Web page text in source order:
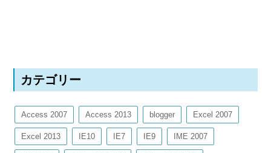
カテゴリー
Access 2007 Access 2013 blogger Excel 2007
Excel 2013 IE10 IE7 IE9 IME 2007